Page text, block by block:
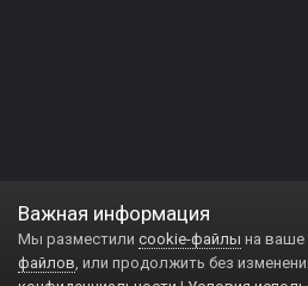
Важная информация
Мы разместили cookie-файлы на ваше
файлов, или продолжить без